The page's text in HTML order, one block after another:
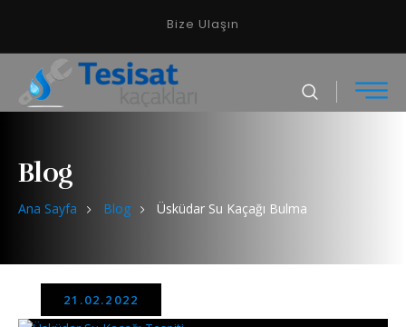
Bize Ulaşın
Blog
Ana Sayfa Blog Üsküdar Su Kaçağı Bulma
21.02.2022